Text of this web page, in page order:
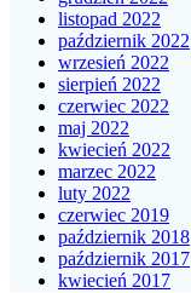
listopad 2022
październik 2022
wrzesień 2022
sierpień 2022
czerwiec 2022
maj 2022
kwiecień 2022
marzec 2022
luty 2022
czerwiec 2019
październik 2018
październik 2017
kwiecień 2017